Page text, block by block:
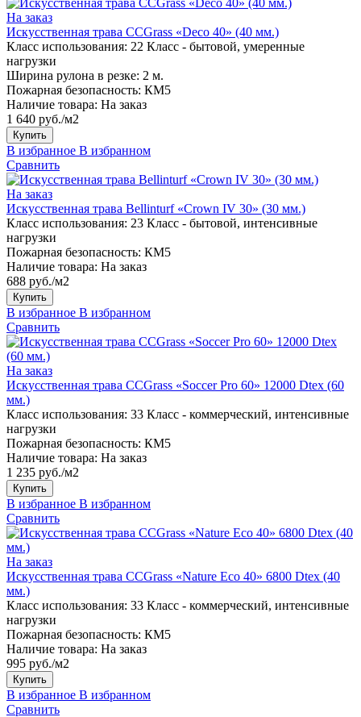
На заказ
Искусственная трава CCGrass «Deco 40» (40 мм.)
Класс использования: 22 Класс - бытовой, умеренные
нагрузки
Ширина рулона в резке: 2 м.
Пожарная безопасность: КМ5
Наличие товара: На заказ
1 640 руб./м2
Купить
В избранное В избранном
Сравнить
На заказ
Искусственная трава Bellinturf «Crown IV 30» (30 мм.)
Класс использования: 23 Класс - бытовой, интенсивные
нагрузки
Пожарная безопасность: КМ5
Наличие товара: На заказ
688 руб./м2
Купить
В избранное В избранном
Сравнить
На заказ
Искусственная трава CCGrass «Soccer Pro 60» 12000 Dtex (60
мм.)
Класс использования: 33 Класс - коммерческий, интенсивные
нагрузки
Пожарная безопасность: КМ5
Наличие товара: На заказ
1 235 руб./м2
Купить
В избранное В избранном
Сравнить
На заказ
Искусственная трава CCGrass «Nature Eco 40» 6800 Dtex (40
мм.)
Класс использования: 33 Класс - коммерческий, интенсивные
нагрузки
Пожарная безопасность: КМ5
Наличие товара: На заказ
995 руб./м2
Купить
В избранное В избранном
Сравнить